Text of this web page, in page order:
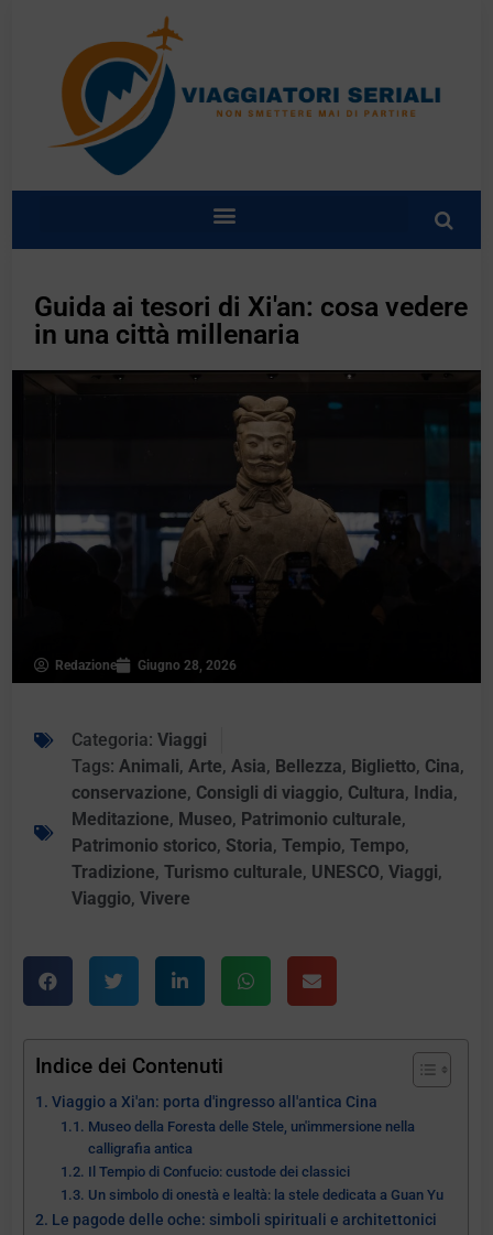
Guida ai tesori di Xi'an: cosa vedere
in una città millenaria
Redazione Giugno 28, 2026
Categoria: Viaggi
Tags: Animali,Arte,Asia, Bellezza, Biglietto, Cina,
conservazione, Consigli di viaggio, Cultura, India,
Meditazione, Museo, Patrimonio culturale,
Patrimonio storico, Storia,Tempio,Tempo,
Tradizione,Turismo culturale, UNESCO,Viaggi,
Viaggio,Vivere
Indice dei Contenuti
Viaggio a Xi'an: porta d'ingresso all'antica Cina
Museo della Foresta delle Stele, un'immersione nella
calligrafia antica
Il Tempio di Confucio: custode dei classici
Un simbolo di onestà e lealtà: la stele dedicata a Guan Yu
Le pagode delle oche: simboli spirituali e architettonici